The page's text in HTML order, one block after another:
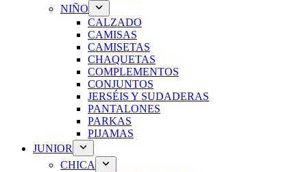
NIÑO
CALZADO
CAMISAS
CAMISETAS
CHAQUETAS
COMPLEMENTOS
CONJUNTOS
JERSÉIS Y SUDADERAS
PANTALONES
PARKAS
PIJAMAS
JUNIOR
CHICA